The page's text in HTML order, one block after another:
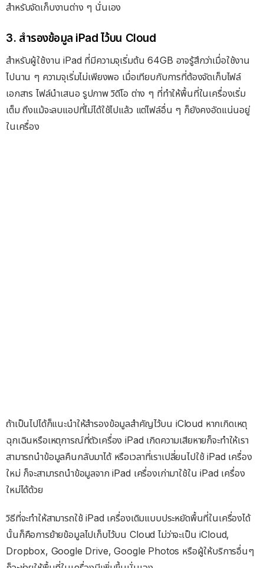
สำหรับจัดเก็บงานต่าง ๆ นั่นเอง
3. สำรองข้อมูล iPad ไว้บน Cloud
สำหรับผู้ใช้งาน iPad ที่มีความจุเริ่มต้น 64GB อาจรู้สึกว่าเมื่อใช้งาน
ไปนาน ๆ ความจุเริ่มไม่เพียงพอ เมื่อเทียบกับการที่ต้องจัดเก็บไฟล์
เอกสาร ไฟล์นำเสนอ รูปภาพ วิดีโอ ต่าง ๆ ที่ทำให้พื้นที่ในเครื่องเริ่ม
เต็ม ถึงแม้จะลบแอปที่ไม่ได้ใช้ไปแล้ว แต่ไฟล์อื่น ๆ ก็ยังคงอัดแน่นอยู่
ในเครื่อง
ถ้าเป็นไปได้ก็แนะนำให้สำรองข้อมูลสำคัญไว้บน iCloud หากเกิดเหตุ
ฉุกเฉินหรือเหตุการณ์ที่ตัวเครื่อง iPad เกิดความเสียหายก็จะทำให้เรา
สามารถนำข้อมูลคืนกลับมาได้ หรือเวลาที่เราเปลี่ยนไปใช้ iPad เครื่อง
ใหม่ ก็จะสามารถนำข้อมูลจาก iPad เครื่องเก่ามาใช้ใน iPad เครื่อง
ใหม่ได้ด้วย
วิธีที่จะทำให้สามารถใช้ iPad เครื่องเดิมแบบประหยัดพื้นที่ในเครื่องได้
นั้นก็คือการย้ายข้อมูลไปเก็บไว้บน Cloud ไม่ว่าจะเป็น iCloud,
Dropbox, Google Drive, Google Photos หรือผู้ให้บริการอื่นๆ